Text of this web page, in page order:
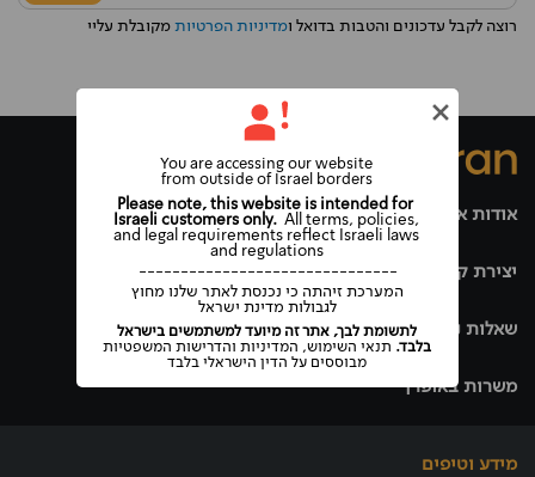
רוצה לקבל עדכונים והטבות בדואל ומדיניות הפרטיות מקובלת עליי
אודות אופרן
יצירת קשר
שאלות נפוצות
משרות באופרן
מידע וטיפים
Please note, this website is intended for
Israeli customers only.All terms, policies,
and legal requirements reflect Israeli laws
and regulations
-------------------------------
המערכת זיהתה כי נכנסת לאתר שלנו מחוץ
לגבולות מדינת ישראל
You are accessing our website
from outside of Israel borders
לתשומת לבך, אתר זה מיועד למשתמשים בישראל
בלבד. תנאי השימוש, המדיניות והדרישות המשפטיות
מבוססים על הדין הישראלי בלבד